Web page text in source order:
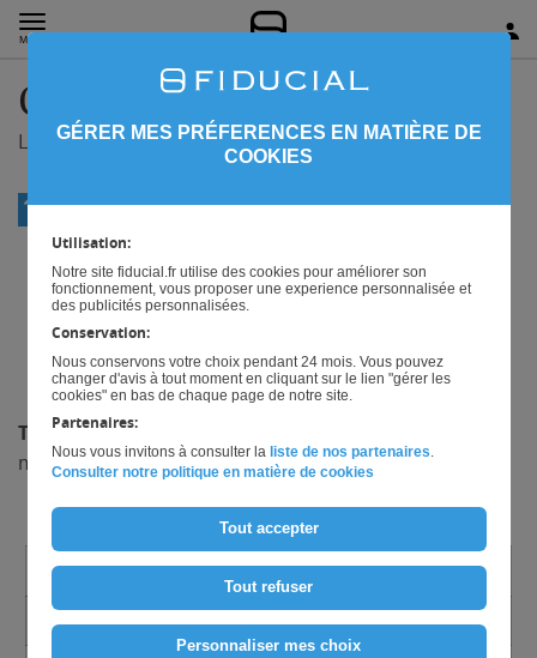
MENU
Chiffres et Indices
Les indicateurs utiles pour piloter votre activité.
RETOUR
Taux d'usure et taux effectif
moyen pratiqué
Taux d’usure
maximal autorisé pour un prêt bancaire
GÉRER MES PRÉFERENCES EN MATIÈRE DE
COOKIES
Utilisation:
Notre site fiducial.fr utilise des cookies pour améliorer son
fonctionnement, vous proposer une experience personnalisée et
des publicités personnalisées.
Conservation:
Nous conservons votre choix pendant 24 mois. Vous pouvez
changer d'avis à tout moment en cliquant sur le lien "gérer les
cookies" en bas de chaque page de notre site.
Partenaires:
Nous vous invitons à consulter la liste de nos partenaires.
Consulter notre politique en matière de cookies
Tout accepter
Tout refuser
Personnaliser mes choix